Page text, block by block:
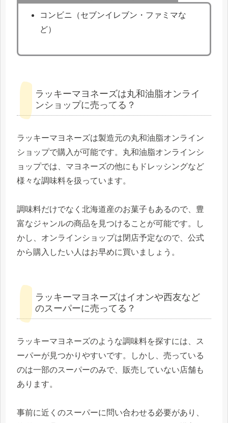
コンビニ（セブンイレブン・ファミマな
ど）
ラッキーマヨネーズは丸和油脂オンライ
ンショップに売ってる？
ラッキーマヨネーズは製造元の丸和油脂オンライン
ショップで購入が可能です。丸和油脂オンラインシ
ョップでは、マヨネーズの他にもドレッシングなど
様々な調味料を扱っています。
調味料だけでなく北海道産のお菓子もあるので、豊
富なジャンルの商品を見つけることが可能です。し
かし、オンラインショップは閉店予定なので、公式
から購入したい人はお早めに買いましょう。
ラッキーマヨネーズはイオンや西友など
のスーパーに売ってる？
ラッキーマヨネーズのような調味料を探すには、ス
ーパーが見つかりやすいです。しかし、売っている
のは一部のスーパーのみで、販売していない店舗も
あります。
事前に近くのスーパーに問い合わせる必要があり、